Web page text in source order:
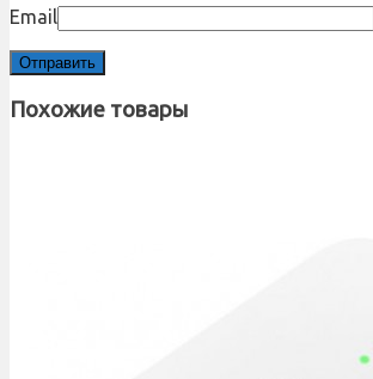
Email
Похожие товары